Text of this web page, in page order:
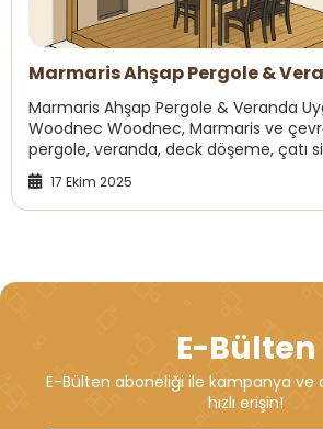
Marmaris Ahşap Pergole &
Marmaris Ahşap Pergole & Veranda
Woodnec Woodnec, Marmaris ve
pergole, veranda, deck döşeme, çatı
bahçesi ve sistre silim uygulamalarında
17 Ekim 2025
E-Bülten
E-Bülten aboneliği ile kampanya ve
hızlı erişin!